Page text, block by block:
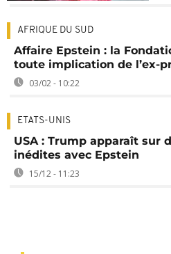
AFRIQUE DU SUD
Affaire Epstein : la
toute implication de l’ex-
03/02 - 10:22
ETATS-UNIS
USA : Trump apparaît sur
inédites avec Epstein
15/12 - 11:23